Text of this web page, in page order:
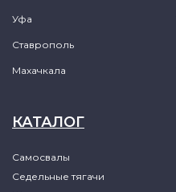
Уфа
Ставрополь
Махачкала
КАТАЛОГ
Самосвалы
Седельные тягачи